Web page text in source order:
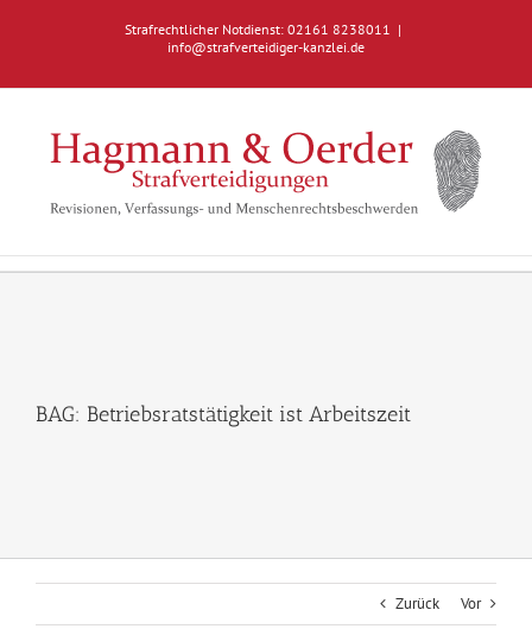
Strafrechtlicher Notdienst: 02161 8238011 |
info@strafverteidiger-kanzlei.de
BAG: Betriebsratstätigkeit ist Arbeitszeit
Zurück Vor